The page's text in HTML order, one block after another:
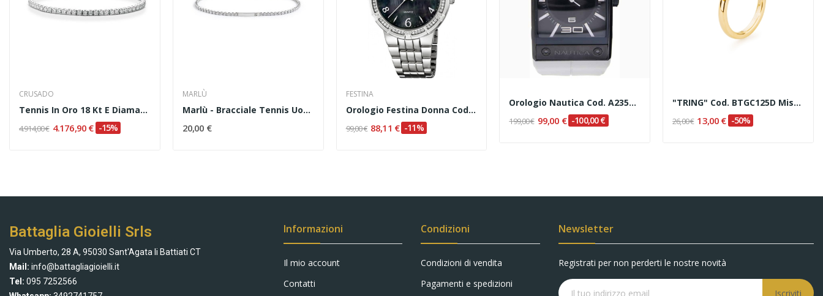
CRUSADO
Tennis In Oro 18 Kt E Diamanti Naturali Ct. 2.28
4.914,00 € 4.176,90 € -15%
MARLÙ
Marlù - Bracciale Tennis Uomo Zirconi Bianchi...
20,00 €
FESTINA
Orologio Festina Donna Cod. F16703/2
99,00 € 88,11 € -11%
Orologio Nautica Cod. A23513G
199,00 € 99,00 € -100,00 €
"TRING" Cod. BTGC125D Misura 18
26,00 € 13,00 € -50%
Battaglia Gioielli Srls
Via Umberto, 28 A, 95030 Sant'Agata li Battiati CT
Mail: info@battagliagioielli.it
Tel: 095 7252566
Informazioni
Il mio account
Contatti
Condizioni
Condizioni di vendita
Pagamenti e spedizioni
Newsletter
Registrati per non perderti le nostre novità
Iscriviti